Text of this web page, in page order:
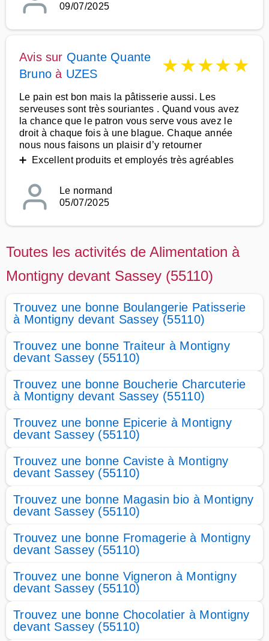
09/07/2025
Avis sur Quante Quante
Bruno à UZES ★★★★★
Le pain est bon mais la pâtisserie aussi. Les
serveuses sont très souriantes . Quand vous avez
la chance que le patron vous serve vous avez le
droit à chaque fois à une blague. Chaque année
nous nous faisons un plaisir d’y retourner
➕ Excellent produits et employés très agréables
Le normand
05/07/2025
Toutes les activités de Alimentation à
Montigny devant Sassey (55110)
Trouvez une bonne Boulangerie Patisserie
à Montigny devant Sassey (55110)
Trouvez une bonne Traiteur à Montigny
devant Sassey (55110)
Trouvez une bonne Boucherie Charcuterie
à Montigny devant Sassey (55110)
Trouvez une bonne Epicerie à Montigny
devant Sassey (55110)
Trouvez une bonne Caviste à Montigny
devant Sassey (55110)
Trouvez une bonne Magasin bio à Montigny
devant Sassey (55110)
Trouvez une bonne Fromagerie à Montigny
devant Sassey (55110)
Trouvez une bonne Vigneron à Montigny
devant Sassey (55110)
Trouvez une bonne Chocolatier à Montigny
devant Sassey (55110)